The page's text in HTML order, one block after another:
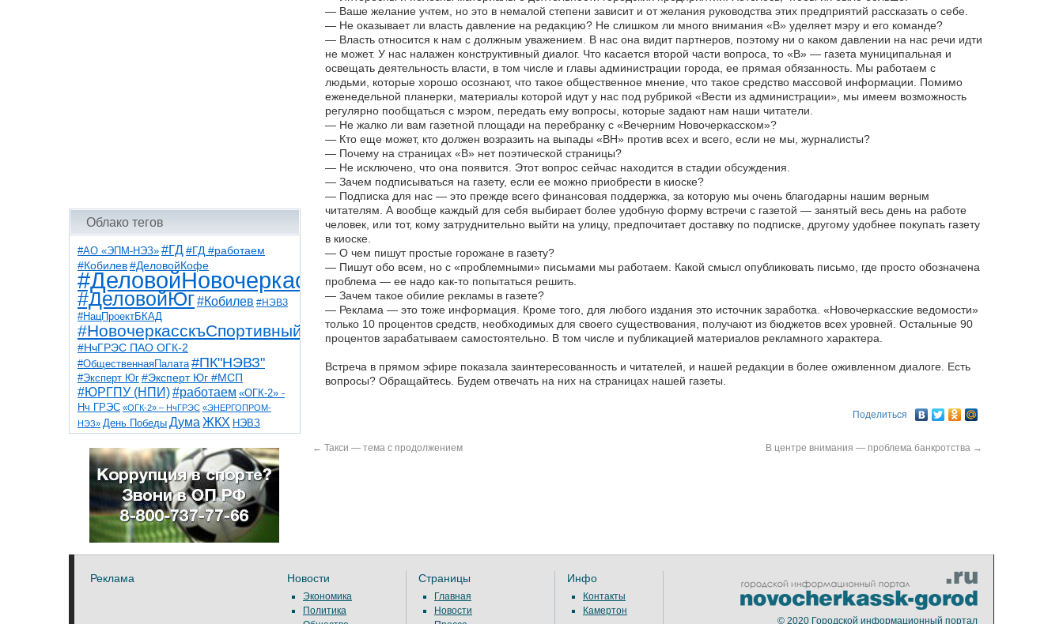
Облако тегов
#АО «ЭПМ-НЭЗ» #ГД #ГД #работаем
#Кобилев #ДеловойКофе
#ДеловойНовочеркасск
#ДеловойЮг#Кобилев #НЭВЗ
#НацПроектБКАД
#НовочеркасскъСпортивный
#НчГРЭС ПАО ОГК-2
#ОбщественнаяПалата #ПК"НЭВЗ"
#Эксперт Юг #Эксперт Юг #МСП
#ЮРГПУ (НПИ)#работаем «ОГК-2» -
Нч ГРЭС «ОГК-2» – НчГРЭС «ЭНЕРГОПРОМ-
НЭЗ» День Победы Дума ЖКХ НЭВЗ
НчГРЭС ТНТ
благоустройствоветераны выборы
детидороги казаки коррупция космос
общественная палата парк пожар роща
спорт театр транспорт художники
— Ваше желание учтем, но это в немалой степени зависит и от желания руководства этих предприятий рассказать о себе.
— Не оказывает ли власть давление на редакцию? Не слишком ли много внимания «В» уделяет мэру и его команде?
— Власть относится к нам с должным уважением. В нас она видит партнеров, поэтому ни о каком давлении на нас речи идти
не может. У нас налажен конструктивный диалог. Что касается второй части вопроса, то «В» — газета муниципальная и
освещать деятельность власти, в том числе и главы администрации города, ее прямая обязанность. Мы работаем с
людьми, которые хорошо осознают, что такое общественное мнение, что такое средство массовой информации. Помимо
еженедельной планерки, материалы которой идут у нас под рубрикой «Вести из администрации», мы имеем возможность
регулярно пообщаться с мэром, передать ему вопросы, которые задают нам наши читатели.
— Не жалко ли вам газетной площади на перебранку с «Вечерним Новочеркасском»?
— Кто еще может, кто должен возразить на выпады «ВН» против всех и всего, если не мы, журналисты?
— Почему на страницах «В» нет поэтической страницы?
— Не исключено, что она появится. Этот вопрос сейчас находится в стадии обсуждения.
— Зачем подписываться на газету, если ее можно приобрести в киоске?
— Подписка для нас — это прежде всего финансовая поддержка, за которую мы очень благодарны нашим верным
читателям. А вообще каждый для себя выбирает более удобную форму встречи с газетой — занятый весь день на работе
человек, или тот, кому затруднительно выйти на улицу, предпочитает доставку по подписке, другому удобнее покупать газету
в киоске.
— О чем пишут простые горожане в газету?
— Пишут обо всем, но с «проблемными» письмами мы работаем. Какой смысл опубликовать письмо, где просто обозначена
проблема — ее надо как-то попытаться решить.
— Зачем такое обилие рекламы в газете?
— Реклама — это тоже информация. Кроме того, для любого издания это источник заработка. «Новочеркасские ведомости»
только 10 процентов средств, необходимых для своего существования, получают из бюджетов всех уровней. Остальные 90
процентов зарабатываем самостоятельно. В том числе и публикацией материалов рекламного характера.
Встреча в прямом эфире показала заинтересованность и читателей, и нашей редакции в более оживленном диалоге. Есть
вопросы? Обращайтесь. Будем отвечать на них на страницах нашей газеты.
Поделиться
← Такси — тема с продолжением В центре внимания — проблема банкротства →
Реклама Новости
Экономика
Политика
Страницы
Главная
Новости
Инфо
Контакты
Камертон
© 2020 Городской информационный портал